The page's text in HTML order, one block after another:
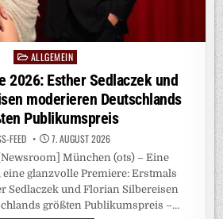
Posted
in
ALLGEMEIN
2026: Esther Sedlaczek und
moderieren Deutschlands
Publikumspreis
FEED 7. AUGUST 2026
München (ots) – Eine
eine glanzvolle Premiere: Erstmals
Sedlaczek und Florian Silbereisen
größten Publikumspreis –…